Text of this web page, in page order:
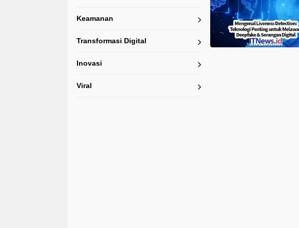
Keamanan
Transformasi Digital
Inovasi
Viral